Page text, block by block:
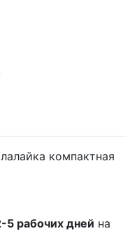
компактная
5 рабочих дней на